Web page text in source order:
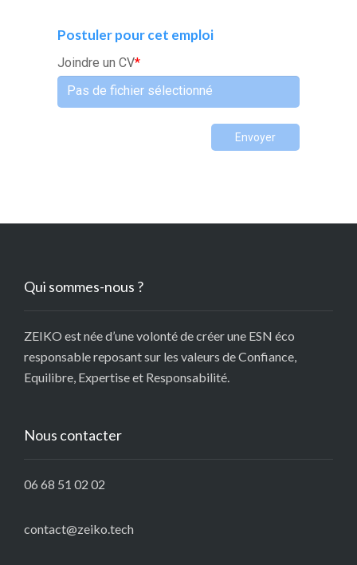
Postuler pour cet emploi
Joindre un CV*
Pas de fichier sélectionné
Envoyer
Qui sommes-nous ?
ZEIKO est née d’une volonté de créer une ESN éco
responsable reposant sur les valeurs de Confiance,
Equilibre, Expertise et Responsabilité.
Nous contacter
06 68 51 02 02
contact@zeiko.tech